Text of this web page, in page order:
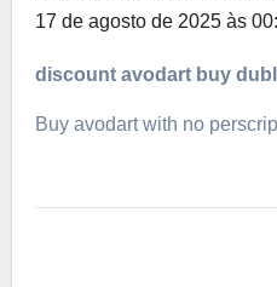
17 de agosto de 2025 às
discount avodart buy
Buy avodart with no